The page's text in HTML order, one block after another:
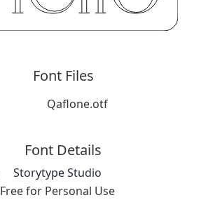
Font Files
Qaflone.otf
Font Details
Storytype Studio
Free for Personal Use